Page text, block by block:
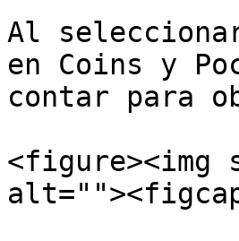
Al
en Coins y
contar para
<figure><img